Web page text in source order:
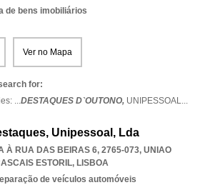
de bens imobiliários
Ver no Mapa
for:
...DESTAQUES D`OUTONO, UNIPESSOAL...
Unipessoal, Lda
À RUA DAS BEIRAS 6, 2765-073, UNIAO
ESTORIL, LISBOA
de veículos automóveis